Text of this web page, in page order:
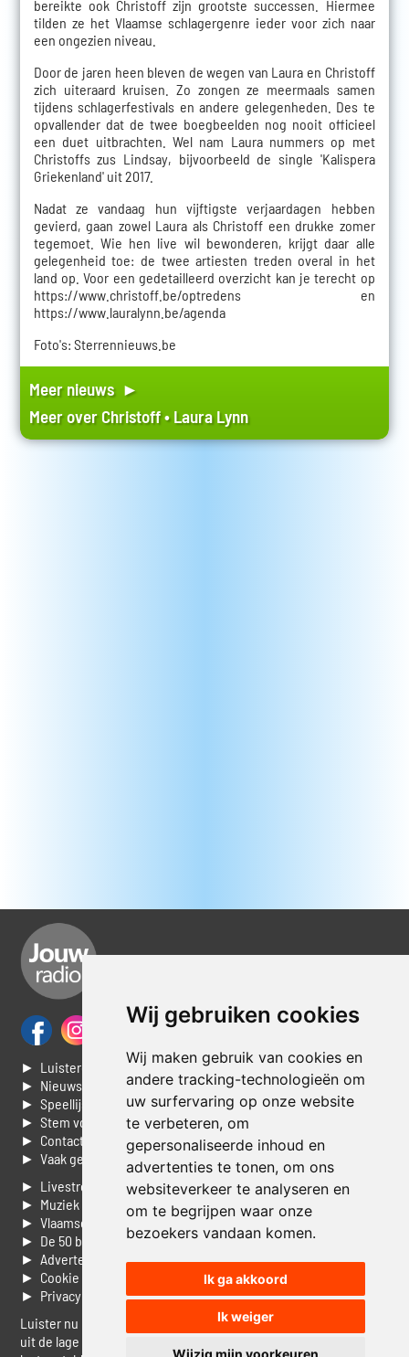
Wij gebruiken cookies
Wij maken gebruik van cookies en
andere tracking-technologieën om
uw surfervaring op onze website
te verbeteren, om
gepersonaliseerde inhoud en
advertenties te tonen, om ons
websiteverkeer te analyseren en
om te begrijpen waar onze
bezoekers vandaan komen.
Ik ga akkoord
Ik weiger
Wijzig mijn voorkeuren
bereikte ook Christoff zijn grootste successen. Hiermee
tilden ze het Vlaamse schlagergenre ieder voor zich naar
een ongezien niveau.
Door de jaren heen bleven de wegen van Laura en Christoff
zich uiteraard kruisen. Zo zongen ze meermaals samen
tijdens schlagerfestivals en andere gelegenheden. Des te
opvallender dat de twee boegbeelden nog nooit officieel
een duet uitbrachten. Wel nam Laura nummers op met
Christoffs zus Lindsay, bijvoorbeeld de single 'Kalispera
Griekenland' uit 2017.
Nadat ze vandaag hun vijftigste verjaardagen hebben
gevierd, gaan zowel Laura als Christoff een drukke zomer
tegemoet. Wie hen live wil bewonderen, krijgt daar alle
gelegenheid toe: de twee artiesten treden overal in het
land op. Voor een gedetailleerd overzicht kan je terecht op
https://www.christoff.be/optredensen
https://www.lauralynn.be/agenda
Foto's: Sterrennieuws.be
Meer nieuws ►
Meer overChristoff•Laura Lynn
► Luisteren naar Jouwradio
► Nieuws
► Speellijst
► Stem voor de Dag top 3
► Contacteer ons
► Vaak gestelde vragen
► Livestream informatie
► Muziek opzoeken
► Vlaamse 100 Aller tijden
► De 50 beste van...
► Adverteren op Jouwradio
► Cookie voorkeuren wijzigen
► Privacyinformatie
Luister nu naar Jouwradio! De beste Nederlandstalige muziek
uit de lage landen hoor je hier al 20 jaar. In digitale kwaliteit op je